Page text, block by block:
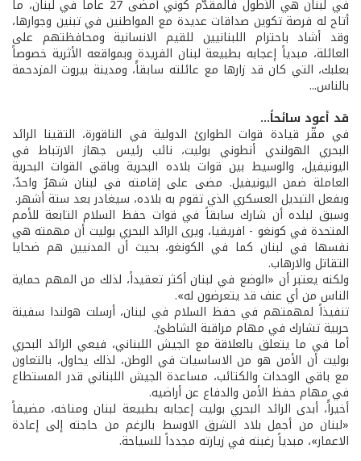
في لبنان هي الأطول فالمقدّم كوني أمضى 27 عاماً في لبنان، ما
أتاح له فرصة تكوين صداقات عديدة مع المواطنين في تبنين وجوارها،
وقد أشاد باحترام اللبنانيين للقيم الانسانية ومحافظتهم على
العائلة، مبدياً إعجابه بطبيعة لبنان الفريدة وبمواقعه الأثرية خصوصاً
بعلبك، التي كان قد زارها مع عائلته سابقاًَ، ومدينة بيروت المزدحمة
بالناس...
قد أعود سائحاً...
في مقّر قيادة قوات الطوارئ الدولية في الناقورة، التقينا الرائد
البحري الهولندي أنطوني بوليت، نائب رئيس جهاز الارتباط في
اليونيفيل، والوسيط بين قوات بلاده البحرية وباقي القوات البحرية
العاملة ضمن اليونيفيل. مضى على إقامته في لبنان شهرٌ واحدٌ،
وبفعل التبديل العسكري الذي تقوم به بلاده، سيغادر بعد ستة أشهر.
وسبق لبلده أن شارك سابقاً في قوات حفظ السلام التابعة للأمم
المتحدة في كونغو - افريقيا، ويرى الرائد البحري بوليت أن مهمته هي
نفسها في لبنان كما في الكونغو، بحيث أن المدنيين هم ضحايا
التقاتل والارهاب.
ولكنه يعتبر أن «الوضع في لبنان أكثر تعقيداً، لذلك من المهم حماية
الناس من أي عنف قد يتعرضون له».
تنفيذاً لمهمتهم في حفظ السلام في لبنان، أرسلت هولندا سفينة
حربية تشارك في مهام مراقبة الشاطئ.
أما في ما يتعلق بالعلاقة مع الجيش اللبناني، فيعي الرائد البحري
بوليت أن الأمن هو من الاساسيات في الوطن، لذلك يحاول، بالتعاون
مع باقي الوحدات والكتائب، مساعدة الجيش اللبناني قدر المستطاع
في مهام حفظ الأمن والدفاع عن أراضيه.
أخيراًَ، أبدى الرائد البحري بوليت إعجابه بطبيعة لبنان ومناخه، مضيفاً
«لبنان من أجمل بلاد الشرق الاوسط بالرغم من حاجته إلى إعادة
الاعمار»، مبدياً رغبته في زيارته مجدداً للسياحة.